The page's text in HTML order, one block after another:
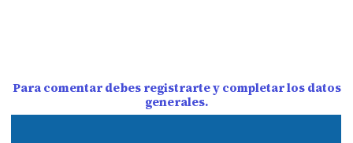
Para comentar debes registrarte y completar los datos
generales.